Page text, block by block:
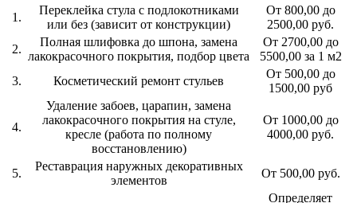
1.
Переклейка стула с подлокотниками
или без (зависит от конструкции)
От 800,00 до
2500,00 руб.
2.
Полная шлифовка до шпона, замена
лакокрасочного покрытия, подбор цвета
От 2700,00 до
5500,00 за 1 м2
3.
Косметический ремонт стульев
От 500,00 до
1500,00 руб
4.
Удаление забоев, царапин, замена
лакокрасочного покрытия на стуле,
кресле (работа по полному
восстановлению)
От 1000,00 до
4000,00 руб.
5.
Реставрация наружных декоративных
элементов
От 500,00 руб.
Определяет